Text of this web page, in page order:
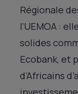
Régionale
l’UEMOA :
solides
Ecobank, et
d’Africains